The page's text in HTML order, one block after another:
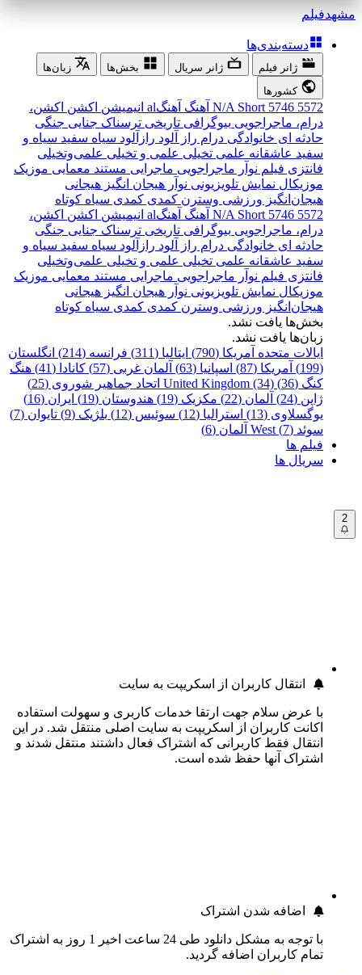
مشهدفیلم
دسته‌بندی‌ها
ژانر فیلم ژانر سریال بخش‌ها
زبان‌ها
کشورها
5572
5746
N/A Short آهنگ آهنگal انیمیشن اکشن اکشن،
درام، ماجراجویی بیوگرافی تاریخی ترسناک جنایی جنگی
حادثه ای خانوادگی درام راز آلود رازآلود سیاه سفید سیاه و
سفید عاشقانه علمی تخیلی علمی و تخیلی علمی‌و‌تخیلی
فانتزی فیلم نوآر ماجراجویی ماجرایی مستند معمایی موزیک
موزیکال نمایش تلویزیونی نوآر هیجان انگیز هیجانی
هیجان‌انگیز ورزشی وسترن کمدی کمدی سیاه کوتاه
5572
5746
N/A Short آهنگ آهنگal انیمیشن اکشن اکشن،
درام، ماجراجویی بیوگرافی تاریخی ترسناک جنایی جنگی
حادثه ای خانوادگی درام راز آلود رازآلود سیاه سفید سیاه و
سفید عاشقانه علمی تخیلی علمی و تخیلی علمی‌و‌تخیلی
فانتزی فیلم نوآر ماجراجویی ماجرایی مستند معمایی موزیک
موزیکال نمایش تلویزیونی نوآر هیجان انگیز هیجانی
هیجان‌انگیز ورزشی وسترن کمدی کمدی سیاه کوتاه
بخش‌ها یافت نشد.
زبان‌ها یافت نشد.
ایالات متحده آمریکا (790)
ایتالیا (311) فرانسه (214)
انگلستان
(199)
آمریکا (87) اسپانیا (63) آلمان غربی (57) کانادا (41)
هنگ
کنگ (36)
United Kingdom (34) اتحاد جماهیر شوروی (25)
ژاپن (24)
آلمان (22) مکزیک (19) هندوستان (19)
ایران (16)
یوگسلاوی (13)
استرالیا (12) سوئیس (12) بلژیک (9)
تایوان (7)
سوئد (7)
West آلمان (6)
فیلم ها
سریال ها
2
انتقال کاربران از اسکریپت به سایت
با عرض سلام جهت ارتقا خدمات کاربری و سهولت استفاده
اکانت کاربران از اسکریپت به سایت اصلی منتقل شد. در این
انتقال فقط کاربرانی که اشتراک فعال داشتند منتقل شدند و
اشتراک آنها حفظ شده است.
اضافه شدن اشتراک
با توجه به مشکل دانلود طی 24 ساعت اخیر 1 روز به اشتراک
تمام کاربران اضافه گردید.